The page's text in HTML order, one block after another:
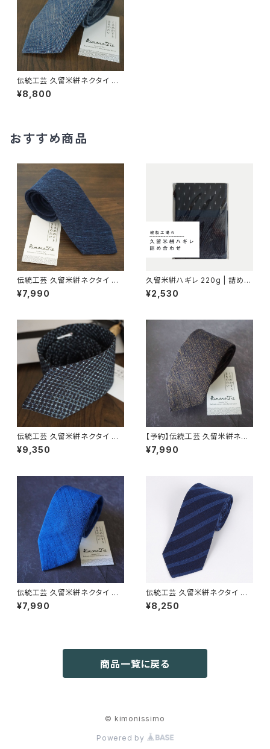
伝統工芸 久留米絣ネクタイ 無
地スラブ インディゴブルー | Ki
monissimo | 国内ネコポス送
¥8,800
おすすめ商品
伝統工芸 久留米絣ネクタイ 雲
絣紺 ネイビー無地 | Kimoniss
imo | 国内ネコポス送料無料
¥7,990
久留米絣ハギレ 220g | 詰め合
わせ ハンドメイド材料 生地 綿
¥2,530
伝統工芸 久留米絣ネクタイ 文
人絣 | Kimonissimo | 国内ネ
コポス送料無料
¥9,350
【予約】伝統工芸 久留米絣ネク
タイ 雲絣 カラシ紺 ブラウン系
無地 | Kimonissimo | 国内ネ
¥7,990
伝統工芸 久留米絣ネクタイ 瑠
璃ブルー スラブ無地 | Kimonis
simo | 国内ネコポス送料無料
¥7,990
伝統工芸 久留米絣ネクタイ 伊
呂波縞 紺ブルー レジメンタル |
Kimonissimo | 国内ネコポス
¥8,250
商品一覧に戻る
© kimonissimo
Powered by